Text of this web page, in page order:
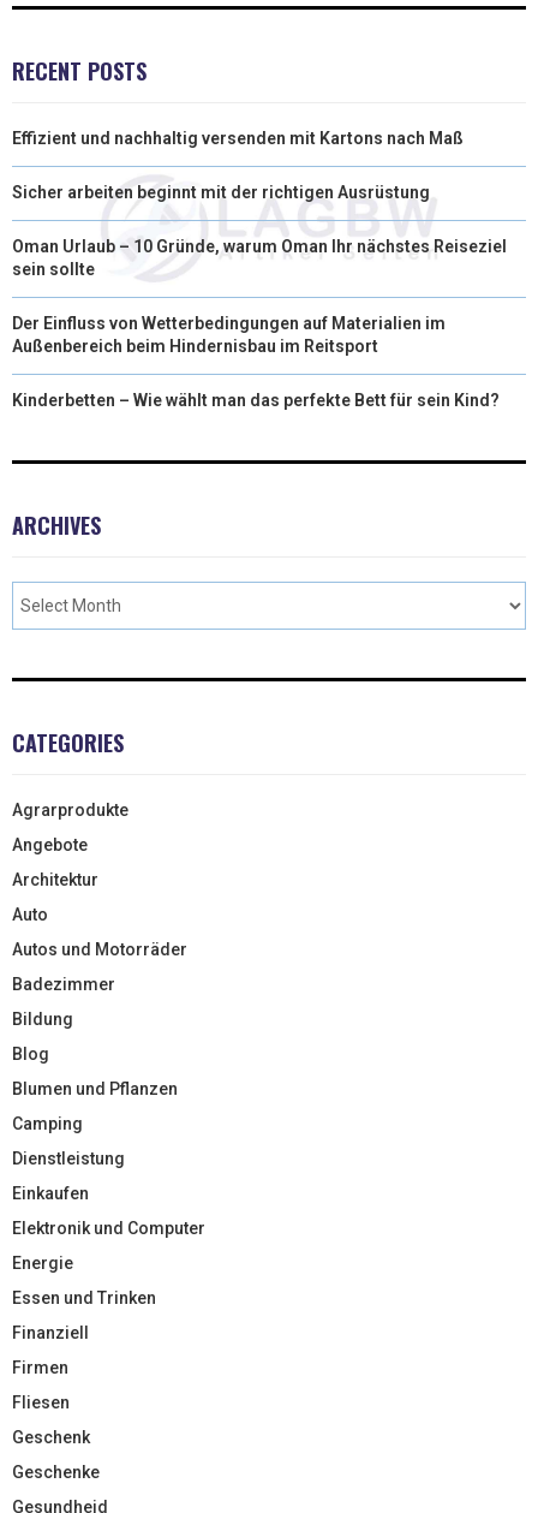
RECENT POSTS
Effizient und nachhaltig versenden mit Kartons nach Maß
Sicher arbeiten beginnt mit der richtigen Ausrüstung
Oman Urlaub – 10 Gründe, warum Oman Ihr nächstes Reiseziel
sein sollte
Der Einfluss von Wetterbedingungen auf Materialien im
Außenbereich beim Hindernisbau im Reitsport
Kinderbetten – Wie wählt man das perfekte Bett für sein Kind?
ARCHIVES
CATEGORIES
Agrarprodukte
Angebote
Architektur
Auto
Autos und Motorräder
Badezimmer
Bildung
Blog
Blumen und Pflanzen
Camping
Dienstleistung
Einkaufen
Elektronik und Computer
Energie
Essen und Trinken
Finanziell
Firmen
Fliesen
Geschenk
Geschenke
Gesundheid